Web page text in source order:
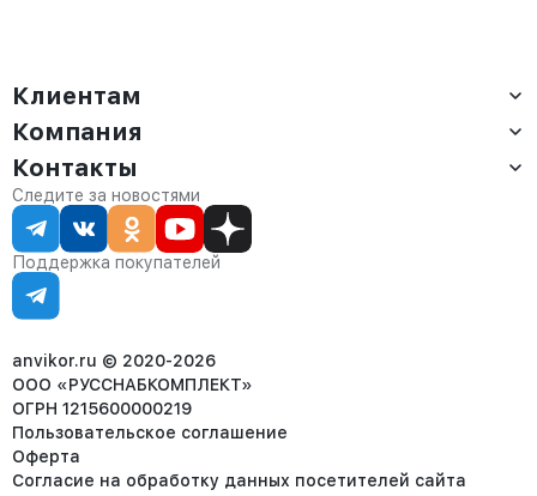
Клиентам
Доставка
Оплата
Сервис
Статус заказа
Статьи
Компания
О компании
Контакты
Партнёрам
Контакты
Отдел продаж:
8 (800) 234-22-62
corp@anvikor.ru
Ежедневно, с 7:00-19:00 (МСК)
Отдел рекламации:
8 (953) 455-25-61
Следите за новостями
Поддержка покупателей
anvikor.ru © 2020-2026
ООО «РУССНАБКОМПЛЕКТ»
ОГРН 1215600000219
Пользовательское соглашение
Оферта
Согласие на обработку данных посетителей сайта